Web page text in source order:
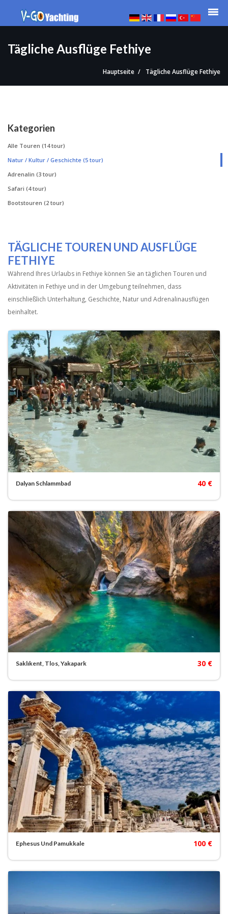
Tägliche Ausflüge Fethiye
Hauptseite Tägliche Ausflüge Fethiye
Kategorien
Alle Touren (14 tour)
Natur / Kultur / Geschichte (5 tour)
Adrenalin (3 tour)
Safari (4 tour)
Bootstouren (2 tour)
TÄGLICHE TOUREN UND AUSFLÜGE
FETHIYE
Während Ihres Urlaubs in Fethiye können Sie an täglichen Touren und
Aktivitäten in Fethiye und in der Umgebung teilnehmen, dass
einschließlich Unterhaltung, Geschichte, Natur und Adrenalinausflügen
beinhaltet.
Dalyan Schlammbad 40 €
Saklıkent, Tlos, Yakapark 30 €
Ephesus Und Pamukkale 100 €